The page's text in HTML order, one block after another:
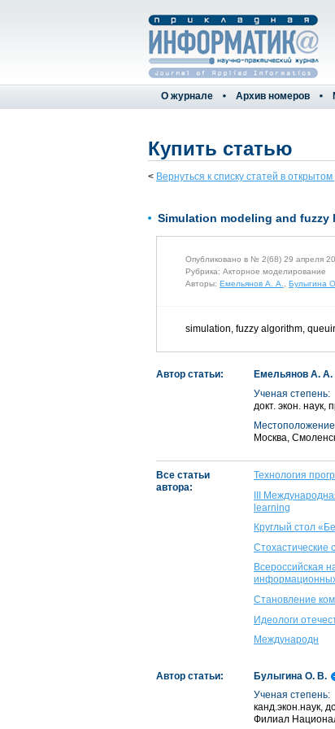
О журнале Архив номеров
Купить статью
< Вернуться к списку статей в открытом
Simulation modeling and
Опубликовано в № 2(68) 29 апреля
Рубрика: Акторное моделирование
Авторы: Емельянов А. А., Булыгина
simulation, fuzzy algorithm,
Автор статьи:
Емельянов А. А.
Ученая степень:
докт. экон.
Москва,
Все статьи
автора:
Технология
III
learning
Круглый стол
Стохастические
Всероссийская
Становление
Идеологи
Международн
Автор статьи:
Булыгина О. В.
Ученая степень:
канд.экон.наук,
Филиал